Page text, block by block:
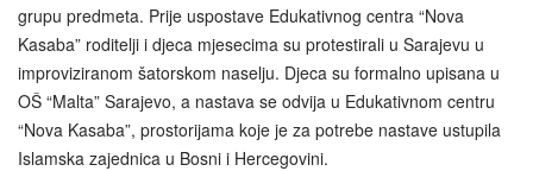
grupu predmeta. Prije uspostave Edukativnog centra “Nova
Kasaba” roditelji i djeca mjesecima su protestirali u Sarajevu u
improviziranom šatorskom naselju. Djeca su formalno upisana u
OŠ “Malta” Sarajevo, a nastava se odvija u Edukativnom centru
“Nova Kasaba”, prostorijama koje je za potrebe nastave ustupila
Islamska zajednica u Bosni i Hercegovini.